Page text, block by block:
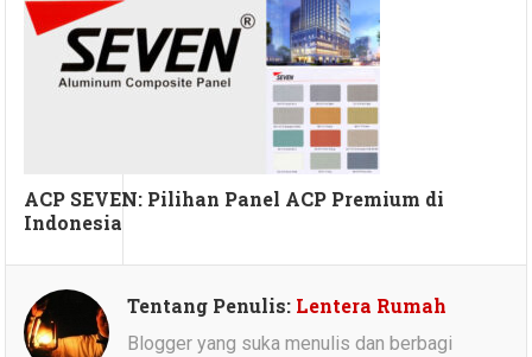
ACP SEVEN: Pilihan Panel ACP Premium di
Indonesia
Tentang Penulis: Lentera Rumah
Blogger yang suka menulis dan berbagi